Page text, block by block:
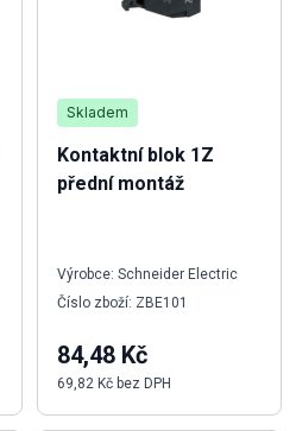
Skladem
Kontaktní blok 1Z
přední montáž
Výrobce: Schneider Electric
Číslo zboží: ZBE101
84,48 Kč
69,82 Kč bez DPH